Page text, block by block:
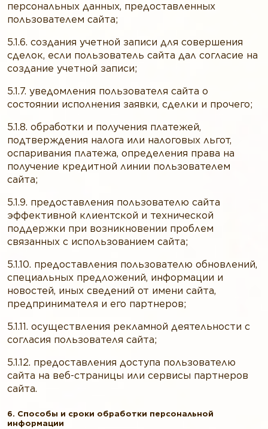
персональных данных, предоставленных
пользователем сайта;
5.1.6. создания учетной записи для совершения
сделок, если пользователь сайта дал согласие на
создание учетной записи;
5.1.7. уведомления пользователя сайта о
состоянии исполнения заявки, сделки и прочего;
5.1.8. обработки и получения платежей,
подтверждения налога или налоговых льгот,
оспаривания платежа, определения права на
получение кредитной линии пользователем
сайта;
5.1.9. предоставления пользователю сайта
эффективной клиентской и технической
поддержки при возникновении проблем
связанных с использованием сайта;
5.1.10. предоставления пользователю обновлений,
специальных предложений, информации и
новостей, иных сведений от имени сайта,
предпринимателя и его партнеров;
5.1.11. осуществления рекламной деятельности с
согласия пользователя сайта;
5.1.12. предоставления доступа пользователю
сайта на веб-страницы или сервисы партнеров
сайта.
6. Способы и сроки обработки персональной
информации